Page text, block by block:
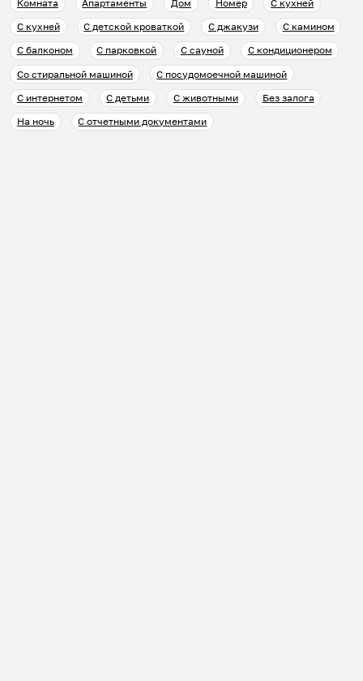
Комната
Апартаменты Дом Номер
С кухней
С кухней
С детской кроваткой С джакузи
С камином
С балконом
С парковкой С сауной
С кондиционером
Со стиральной машиной
С посудомоечной машиной
С интернетом
С детьми С животными
Без залога
На ночь
С отчетными документами